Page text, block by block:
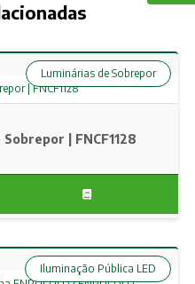
| FNCF1128
Luminárias de Sobrepor
Iluminação Pública LED